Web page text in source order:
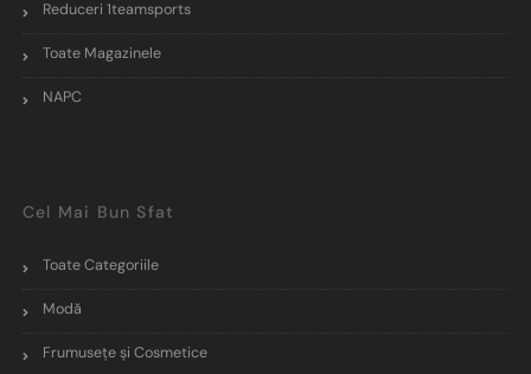
Reduceri 1teamsports
Toate Magazinele
NAPC
Cel Mai Bun Sfat
Toate Categoriile
Modă
Frumusețe și Cosmetice